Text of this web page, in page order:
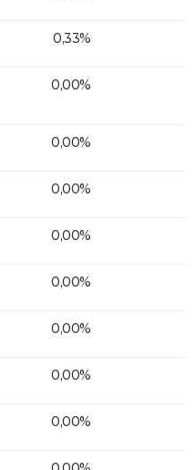
0,33%
0,00%
0,00%
0,00%
0,00%
0,00%
0,00%
0,00%
0,00%